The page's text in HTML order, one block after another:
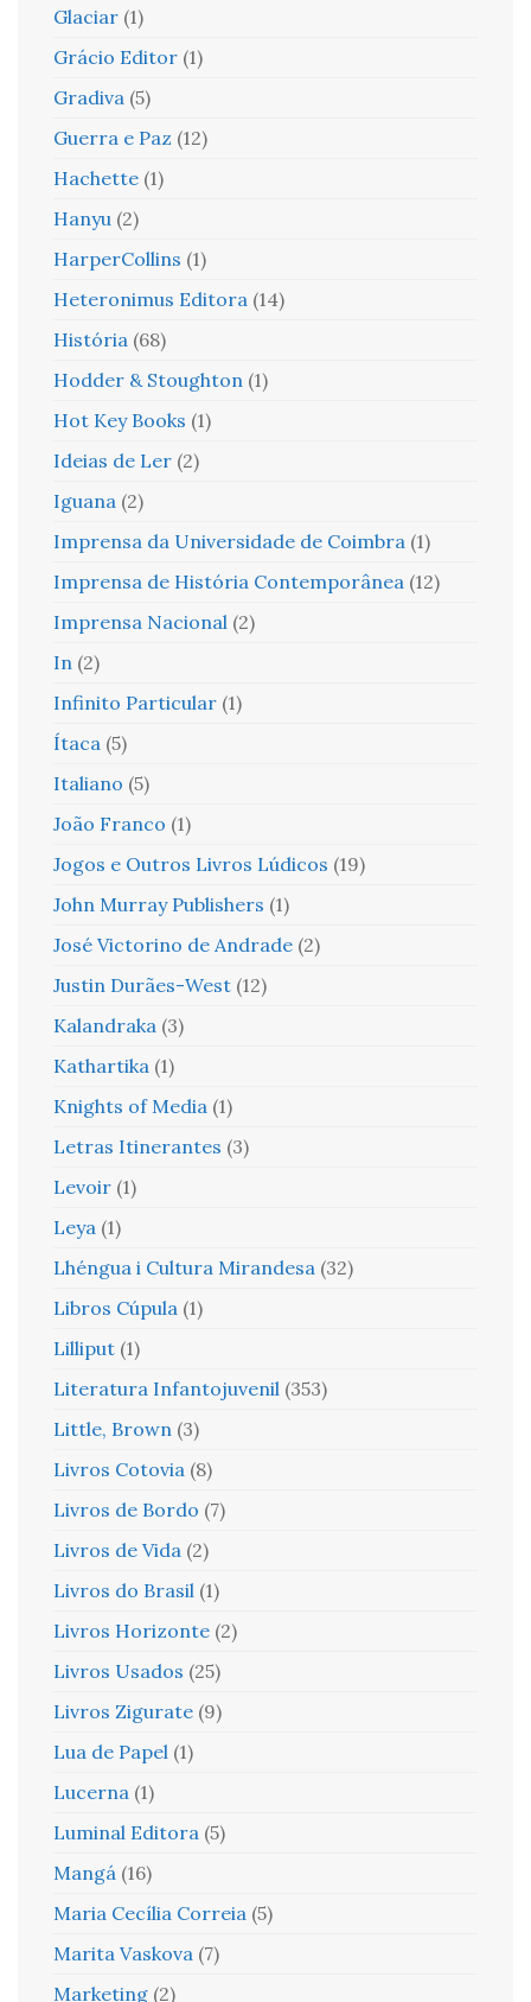
Glaciar (1)
Grácio Editor (1)
Gradiva (5)
Guerra e Paz (12)
Hachette (1)
Hanyu (2)
HarperCollins (1)
Heteronimus Editora (14)
História (68)
Hodder & Stoughton (1)
Hot Key Books (1)
Ideias de Ler (2)
Iguana (2)
Imprensa da Universidade de Coimbra (1)
Imprensa de História Contemporânea (12)
Imprensa Nacional (2)
In (2)
Infinito Particular (1)
Ítaca (5)
Italiano (5)
João Franco (1)
Jogos e Outros Livros Lúdicos (19)
John Murray Publishers (1)
José Victorino de Andrade (2)
Justin Durães-West (12)
Kalandraka (3)
Kathartika (1)
Knights of Media (1)
Letras Itinerantes (3)
Levoir (1)
Leya (1)
Lhéngua i Cultura Mirandesa (32)
Libros Cúpula (1)
Lilliput (1)
Literatura Infantojuvenil (353)
Little, Brown (3)
Livros Cotovia (8)
Livros de Bordo (7)
Livros de Vida (2)
Livros do Brasil (1)
Livros Horizonte (2)
Livros Usados (25)
Livros Zigurate (9)
Lua de Papel (1)
Lucerna (1)
Luminal Editora (5)
Mangá (16)
Maria Cecília Correia (5)
Marita Vaskova (7)
Marketing (2)